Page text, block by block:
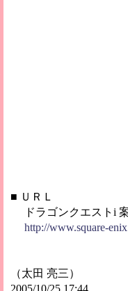
■ ＵＲＬ
ドラゴンクエストi
http://www.square-
（太田 亮三）
2005/10/25 17:44